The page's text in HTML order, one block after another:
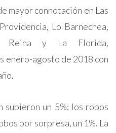
mayor connotación en Las
Lo Barnechea,
Reina y La Florida,
enero-agosto de 2018 con
subieron un 5%; los robos
por sorpresa, un 1%. La